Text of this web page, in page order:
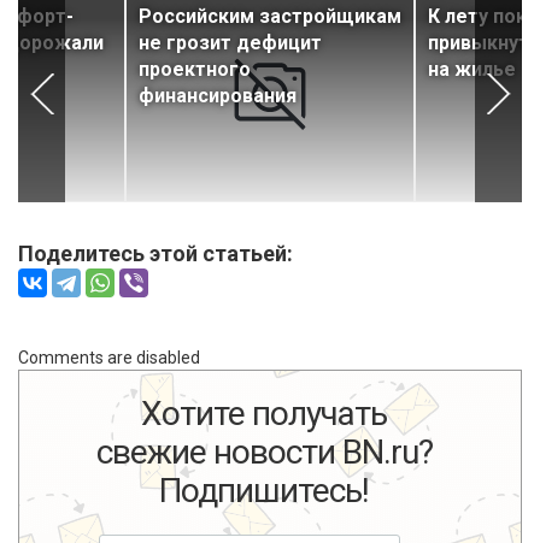
Российским застройщикам
не грозит дефицит
проектного
финансирования
К лету
привыкнут
на жилье
Поделитесь этой статьей:
Comments are disabled
Хотите получать
свежие новости BN.ru?
Подпишитесь!